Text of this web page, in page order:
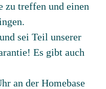
zu treffen und einen
sei Teil unserer
Es gibt auch
an der Homebase